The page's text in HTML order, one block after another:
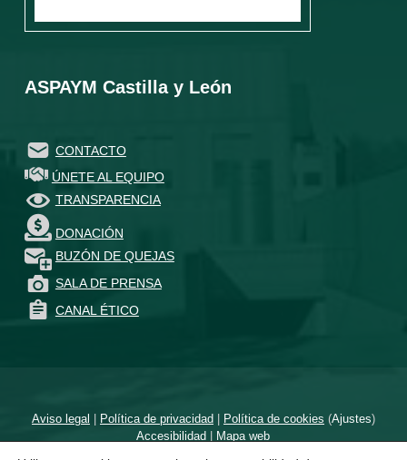
ASPAYM Castilla y León
CONTACTO
ÚNETE AL EQUIPO
TRANSPARENCIA
DONACIÓN
BUZÓN DE QUEJAS
SALA DE PRENSA
CANAL ÉTICO
Aviso legal | Política de privacidad| Política de cookies (Ajustes)
Accesibilidad | Mapa web